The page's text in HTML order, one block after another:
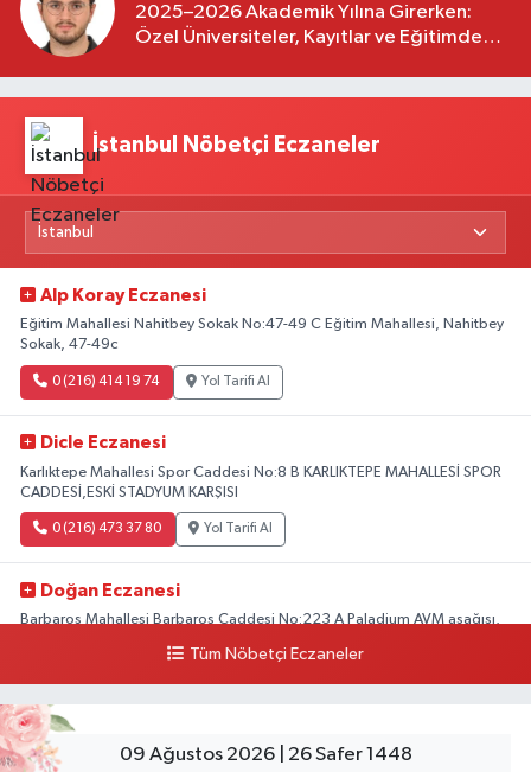
2025–2026 Akademik Yılına Girerken:
Özel Üniversiteler, Kayıtlar ve Eğitimde
İstanbul Nöbetçi Eczaneler
Alp Koray Eczanesi
Eğitim Mahallesi Nahitbey Sokak No:47-49 C Eğitim Mahallesi, Nahitbey
Sokak, 47-49c
0 (216) 414 19 74 Yol Tarifi Al
Dicle Eczanesi
Karlıktepe Mahallesi Spor Caddesi No:8 B KARLIKTEPE MAHALLESİ SPOR
CADDESİ,ESKİ STADYUM KARŞISI
0 (216) 473 37 80 Yol Tarifi Al
Doğan Eczanesi
Barbaros Mahallesi Barbaros Caddesi No:223 A Paladium AVM aşağısı,
Mali Eczanesi
Merkez Mahallesi Tüloğlu Sokak No:4 A REŞİTPAŞACADDESİ QNB BANK
Tüm Nöbetçi Eczaneler
09 Ağustos 2026 | 26 Safer 1448